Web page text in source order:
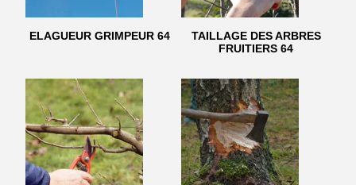
ELAGUEUR GRIMPEUR 64
TAILLAGE DES ARBRES
FRUITIERS 64